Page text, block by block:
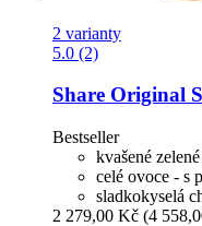
2 varianty
5.0 (2)
Share Original
Bestseller
kvašené
celé ovoce - s
sladkokyselá
2 279,00 Kč (4